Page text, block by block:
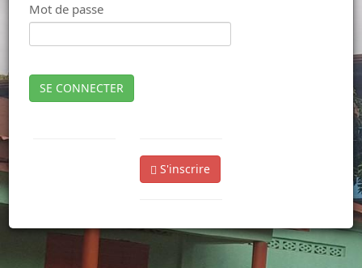
Mot de passe
SE CONNECTER
S'inscrire